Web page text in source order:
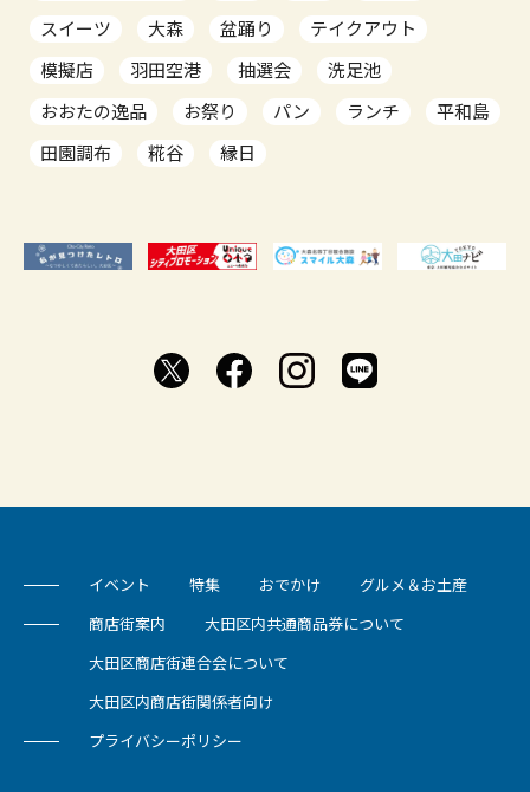
スイーツ
大森 盆踊り
テイクアウト
模擬店
羽田空港 抽選会
洗足池
おおたの逸品
お祭り パン ランチ
平和島
田園調布
糀谷 縁日
イベント 特集 おでかけ グルメ＆お土産
商店街案内 大田区内共通商品券について
大田区商店街連合会について
大田区内商店街関係者向け
プライバシーポリシー